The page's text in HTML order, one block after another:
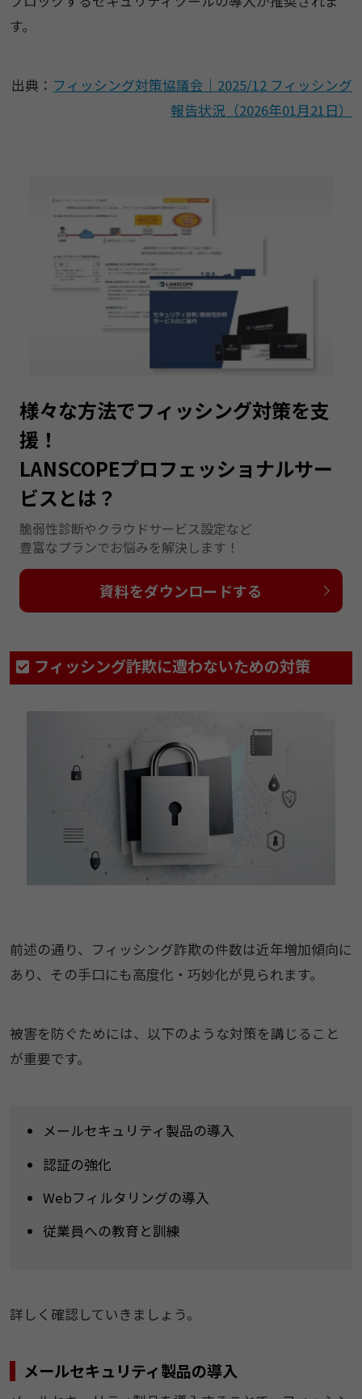
す。
出典： フィッシング対策協議会｜2025/12 フィッシング
報告状況（2026年01月21日）
様々な方法でフィッシング対策を支
援！
LANSCOPEプロフェッショナルサー
ビスとは？
脆弱性診断やクラウドサービス設定など
豊富なプランでお悩みを解決します！
資料をダウンロードする
フィッシング詐欺に遭わないための対策
前述の通り、フィッシング詐欺の件数は近年増加傾向に
あり、その手口にも高度化・巧妙化が見られます。
被害を防ぐためには、以下のような対策を講じること
が重要です。
メールセキュリティ製品の導入
認証の強化
Webフィルタリングの導入
従業員への教育と訓練
詳しく確認していきましょう。
メールセキュリティ製品の導入